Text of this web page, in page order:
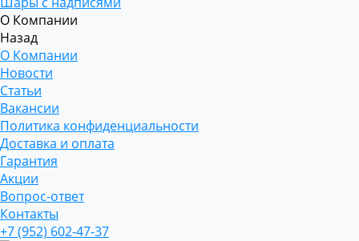
О Компании
Назад
О Компании
Новости
Статьи
Вакансии
Политика конфиденциальности
Доставка и оплата
Гарантия
Акции
Вопрос-ответ
Контакты
+7 (952) 602-47-37